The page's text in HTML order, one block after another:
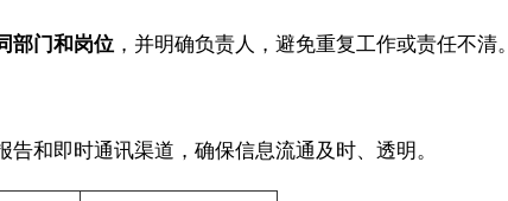
部门和岗位 ，并明确负责人，避免重复工作或责任不清。
告和即时通讯渠道，确保信息流通及时、透明。